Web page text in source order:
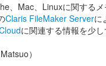
、Mac、Linuxに関する
Claris FileMaker Serverに
に関連する情報を少
）